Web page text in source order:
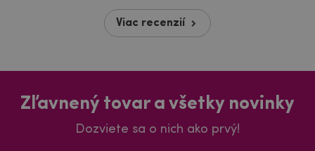
Dozviete sa o nich ako prvý!